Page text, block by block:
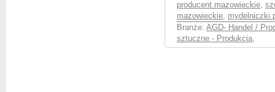
producent mazowieckie,
mazowieckie, mydelniczki
Branże: AGD- Handel /
sztuczne - Produkcja,